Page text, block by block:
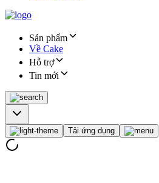
Sản phẩm
Về Cake
Hỗ trợ
Tin mới
Tải ứng dụng